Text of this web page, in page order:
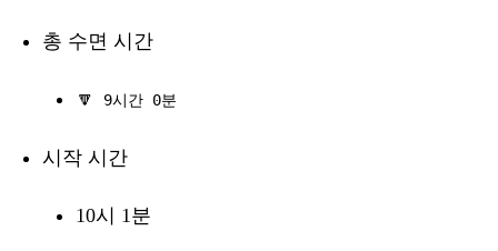
총 수면 시간
🔽 9시간 0분
시작 시간
10시 1분